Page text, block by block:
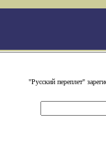
"Русский переплет"